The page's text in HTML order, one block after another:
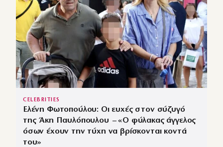
CELEBRITIES
Ελένη Φωτοπούλου: Οι ευχές στον σύζυγό
της Άκη Παυλόπουλου – «Ο φύλακας άγγελος
όσων έχουν την τύχη να βρίσκονται κοντά
του»